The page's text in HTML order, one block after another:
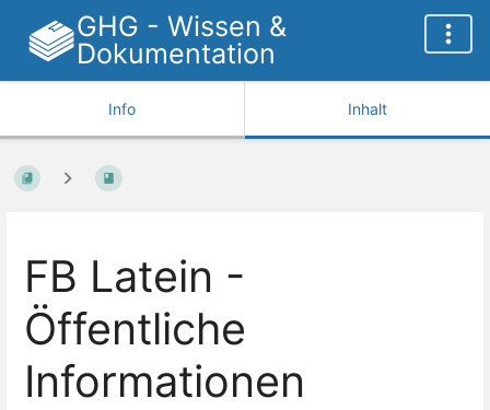
GHG - Wissen &
Dokumentation
Info Inhalt
FB Latein -
Öffentliche
Informationen